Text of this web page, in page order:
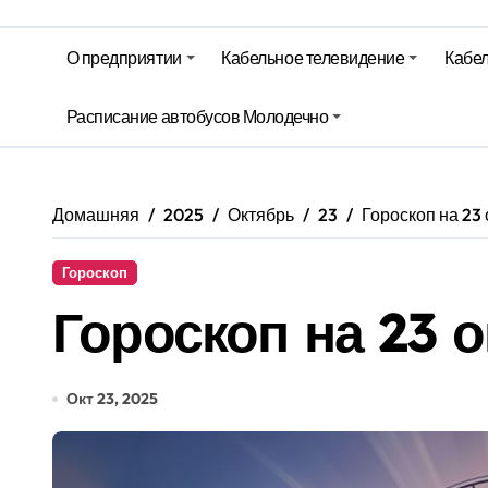
Гороскоп на 6 августа
Молодечно. Новости время
Красный уровень опасности
Вкусовые предпочтения,
О предприятии Кабельное телевидение
Расписание автобусов Молодечно
Домашняя 2025 Октябрь 23 Гороскоп на 23
Гороскоп
Гороскоп на 23
Окт 23, 2025